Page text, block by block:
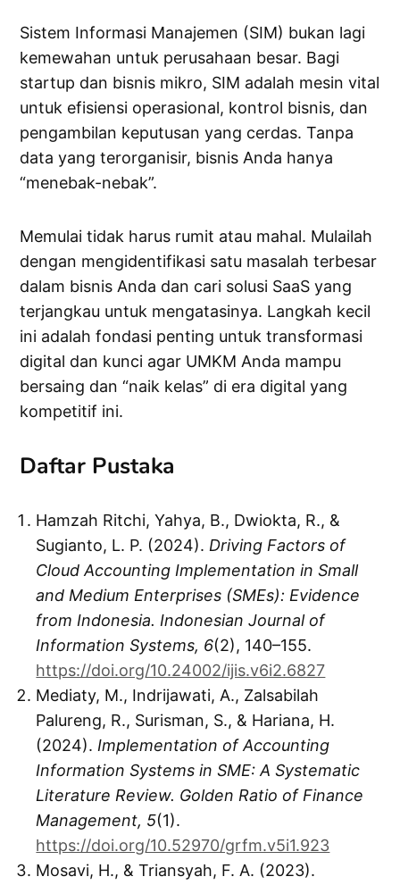
Sistem Informasi Manajemen (SIM) bukan lagi
kemewahan untuk perusahaan besar. Bagi
startup dan bisnis mikro, SIM adalah mesin vital
untuk efisiensi operasional, kontrol bisnis, dan
pengambilan keputusan yang cerdas. Tanpa
data yang terorganisir, bisnis Anda hanya
“menebak-nebak”.
Memulai tidak harus rumit atau mahal. Mulailah
dengan mengidentifikasi satu masalah terbesar
dalam bisnis Anda dan cari solusi SaaS yang
terjangkau untuk mengatasinya. Langkah kecil
ini adalah fondasi penting untuk transformasi
digital dan kunci agar UMKM Anda mampu
bersaing dan “naik kelas” di era digital yang
kompetitif ini.
Daftar Pustaka
Hamzah Ritchi, Yahya, B., Dwiokta, R., &
Sugianto, L. P. (2024). Driving Factors of
Cloud Accounting Implementation in Small
and Medium Enterprises (SMEs): Evidence
from Indonesia. Indonesian Journal of
Information Systems, 6(2), 140–155.
https://doi.org/10.24002/ijis.v6i2.6827
Mediaty, M., Indrijawati, A., Zalsabilah
Palureng, R., Surisman, S., & Hariana, H.
(2024). Implementation of Accounting
Information Systems in SME: A Systematic
Literature Review. Golden Ratio of Finance
Management, 5(1).
https://doi.org/10.52970/grfm.v5i1.923
Mosavi, H., & Triansyah, F. A. (2023).